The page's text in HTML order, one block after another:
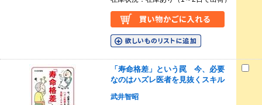
「寿命格差」という罠 今、必要
なのはハズレ医者を見抜くスキル
武井智昭